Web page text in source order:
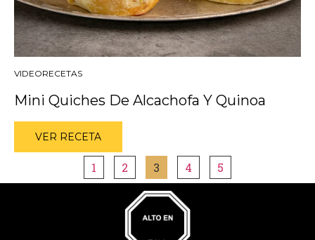
VIDEORECETAS
Mini Quiches De Alcachofa Y Quinoa
VER RECETA
1 2 3 4 5